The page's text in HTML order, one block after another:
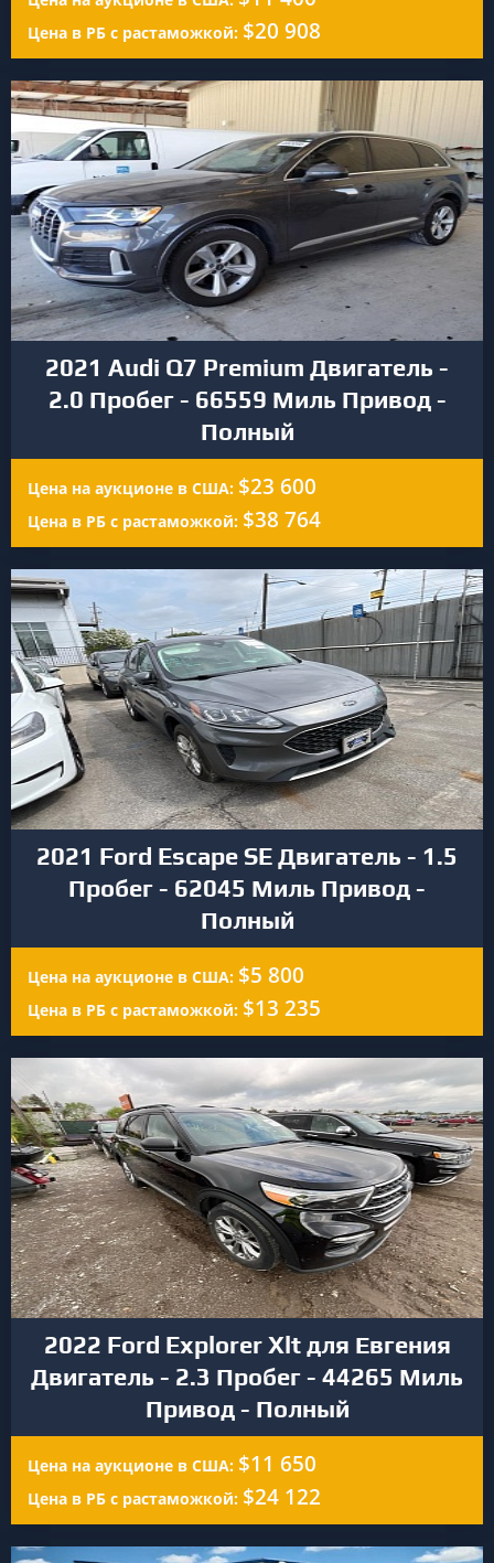
Цена в РБ с растаможкой: $20 908
2021 Audi Q7 Premium Двигатель -
2.0 Пробег - 66559 Миль Привод -
Полный
Цена на аукционе в США: $23 600
Цена в РБ с растаможкой: $38 764
2021 Ford Escape SE Двигатель - 1.5
Пробег - 62045 Миль Привод -
Полный
Цена на аукционе в США: $5 800
Цена в РБ с растаможкой: $13 235
2022 Ford Explorer Xlt для Евгения
Двигатель - 2.3 Пробег - 44265 Миль
Привод - Полный
Цена на аукционе в США: $11 650
Цена в РБ с растаможкой: $24 122